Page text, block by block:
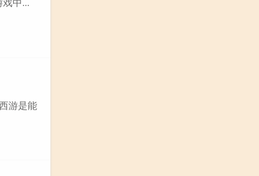
游是能